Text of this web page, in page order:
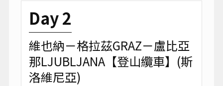
Day 2
維也納－格拉茲GRAZ－盧比亞
那LJUBLJANA【登山纜車】(斯
洛維尼亞)